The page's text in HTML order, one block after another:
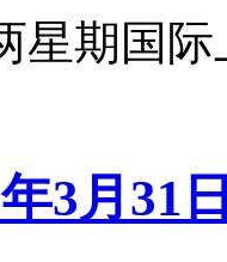
星期国
3月31